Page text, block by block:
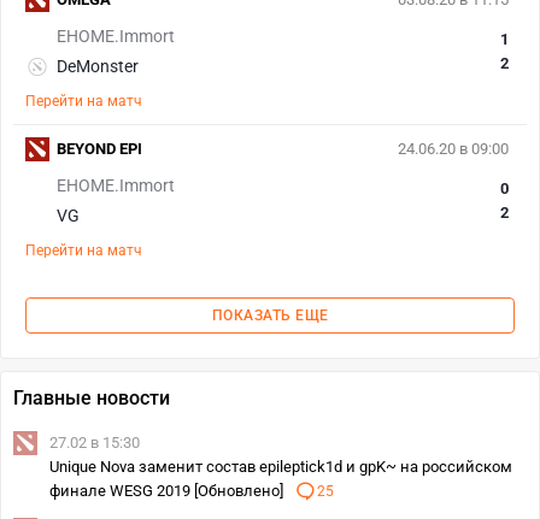
EHOME.Immort
DeMonster
1
2
Перейти на матч
24.06.20 в 09:00
EHOME.Immort
VG
0
2
Перейти на матч
BEYOND EPI
ПОКАЗАТЬ ЕЩЕ
Главные новости
27.02 в 15:30
Unique Nova заменит состав epileptick1d и gpK~ на российском
финале WESG 2019 [Обновлено]
25